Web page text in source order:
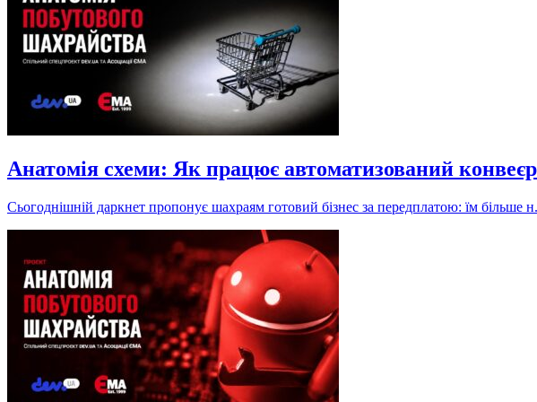
Анатомія схеми: Як працює автоматизований
Сьогоднішній даркнет пропонує шахраям готовий бізнес за передплатою: їм більше